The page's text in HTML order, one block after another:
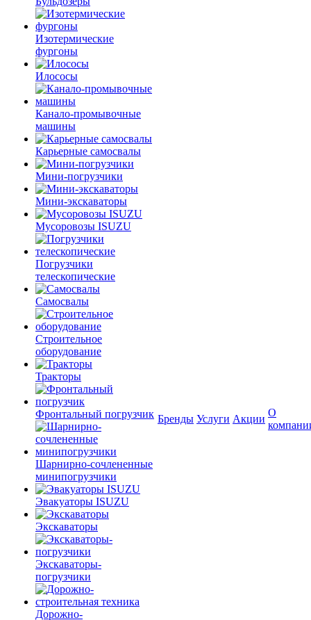
Изотермические
фургоны
Илососы
Канало-промывочные
машины
Карьерные самосвалы
Мини-погрузчики
Мини-экскаваторы
Мусоровозы ISUZU
Погрузчики
телескопические
Самосвалы
Строительное
оборудование
Тракторы
Фронтальный погрузчик
Шарнирно-сочлененные
минипогрузчики
Эвакуаторы ISUZU
Экскаваторы
Экскаваторы-
погрузчики
Дорожно-
Бренды Услуги Акции
О